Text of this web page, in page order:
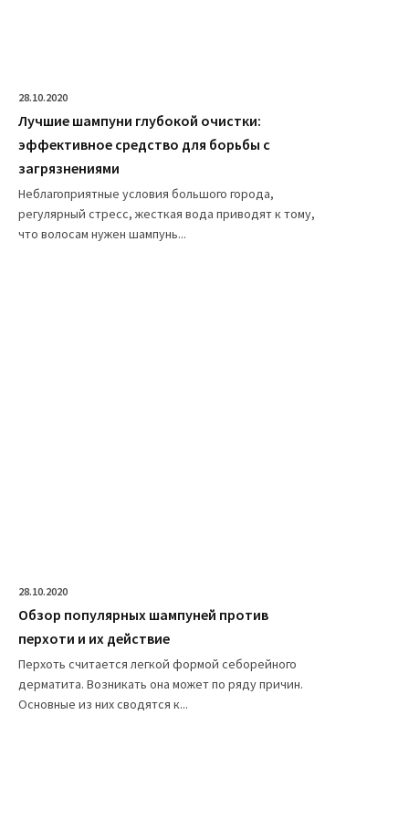
28.10.2020
Лучшие шампуни глубокой очистки:
эффективное средство для борьбы с
загрязнениями
Неблагоприятные условия большого города,
регулярный стресс, жесткая вода приводят к тому,
что волосам нужен шампунь...
28.10.2020
Обзор популярных шампуней против
перхоти и их действие
Перхоть считается легкой формой себорейного
дерматита. Возникать она может по ряду причин.
Основные из них сводятся к...